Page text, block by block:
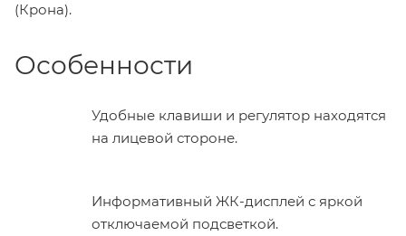
(Крона).
Особенности
Удобные клавиши и регулятор находятся
на лицевой стороне.
Информативный ЖК-дисплей с яркой
отключаемой подсветкой.